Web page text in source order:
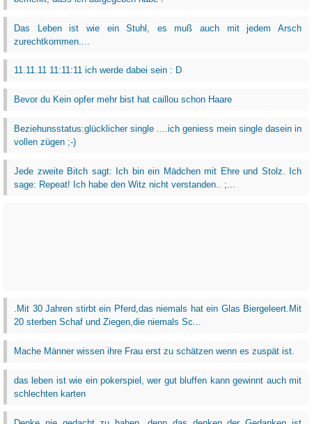
Das Leben ist wie ein Stuhl, es muß auch mit jedem Arsch
zurechtkommen....
11.11.11 11:11:11 ich werde dabei sein : D
Bevor du Kein opfer mehr bist hat caillou schon Haare
Beziehunsstatus:glücklicher single ....ich geniess mein single dasein in
vollen zügen ;-)
Jede zweite Bitch sagt: Ich bin ein Mädchen mit Ehre und Stolz. Ich
sage: Repeat! Ich habe den Witz nicht verstanden.. ;...
.Mit 30 Jahren stirbt ein Pferd,das niemals hat ein Glas Biergeleert.Mit
20 sterben Schaf und Ziegen,die niemals Sc...
Mache Männer wissen ihre Frau erst zu schätzen wenn es zuspät ist.
das leben ist wie ein pokerspiel, wer gut bluffen kann gewinnt auch mit
schlechten karten